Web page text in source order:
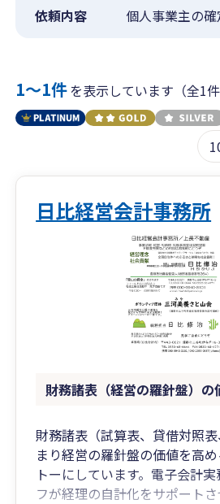
依頼内容
個人事業主の
1〜1件を表示しています（全1件
日比経営会計事務所
財務諸表（経営の羅針盤）の
財務諸表（試算表、貸借対照
まり経営の羅針盤の価値を高
トーにしています。電子会計
フが経理の自計化をサポートさ